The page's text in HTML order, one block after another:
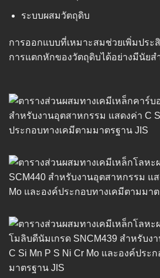
ระบบผสมวัตถุดิบ
การออกแบบที่เหมาะสมช่วยเพิ่มปร
การแตกหักของวัตถุดิบได้อย่างมีนัย